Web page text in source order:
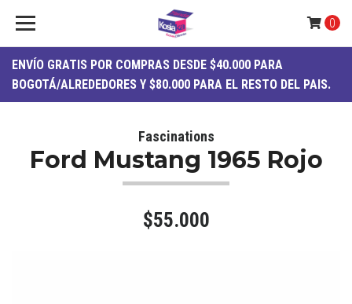
ENVÍO GRATIS POR COMPRAS DESDE $40.000 PARA
BOGOTÁ/ALREDEDORES Y $80.000 PARA EL RESTO DEL PAIS.
0
Fascinations
Ford Mustang 1965 Rojo
$55.000